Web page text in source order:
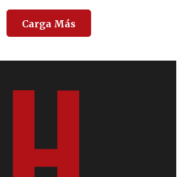
Carga Más